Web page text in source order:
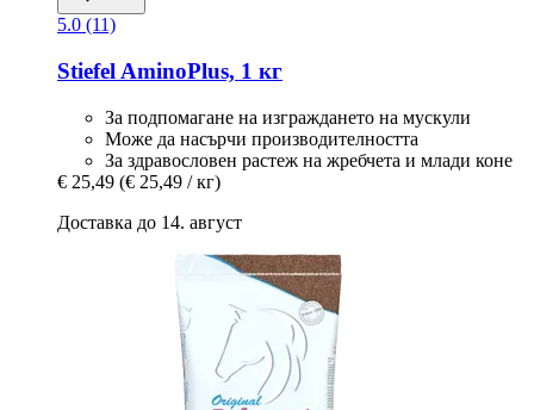
5.0 (11)
Stiefel AminoPlus, 1 кг
За подпомагане на изграждането на мускули
Може да насърчи производителността
За здравословен растеж на жребчета и млади коне
€ 25,49 (€ 25,49 / кг)
Доставка до 14. август